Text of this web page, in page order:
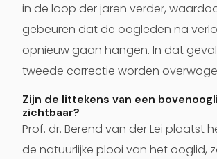
in de loop der jaren verder,
gebeuren dat de oogleden na
opnieuw gaan hangen. In dat
tweede correctie worden
Zijn de littekens van een
zichtbaar?
Prof. dr. Berend van der Lei plaatst
de natuurlijke plooi van het ooglid,